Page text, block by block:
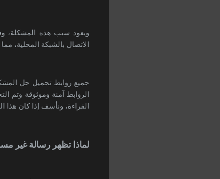
الاتصال بالشبكة المحلية،
الروابط آمنة وموثوقة وتم
القراءة، ونأسف إذا كان هذا
لماذا تظهر رسالة غير